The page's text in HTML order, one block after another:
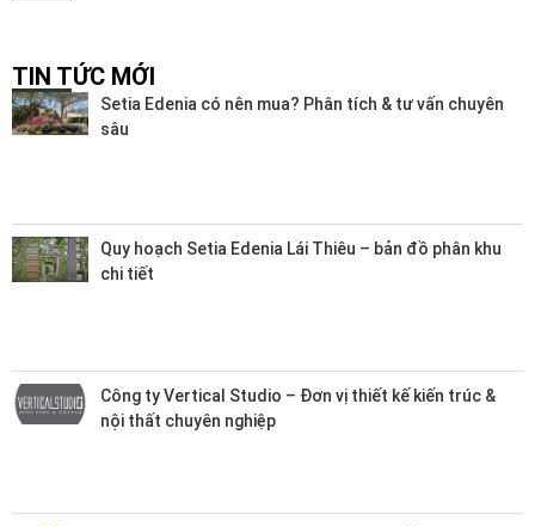
TIN TỨC MỚI
Setia Edenia có nên mua? Phân tích & tư vấn chuyên
sâu
Quy hoạch Setia Edenia Lái Thiêu – bản đồ phân khu
chi tiết
Công ty Vertical Studio – Đơn vị thiết kế kiến trúc &
nội thất chuyên nghiệp